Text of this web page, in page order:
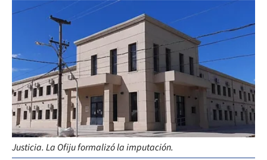
Justicia. La Ofiju formalizó la imputación.